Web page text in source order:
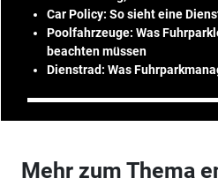
Car Policy: So sieht eine
Poolfahrzeuge: Was
beachten müssen
Dienstrad: Was
Mehr zum Thema